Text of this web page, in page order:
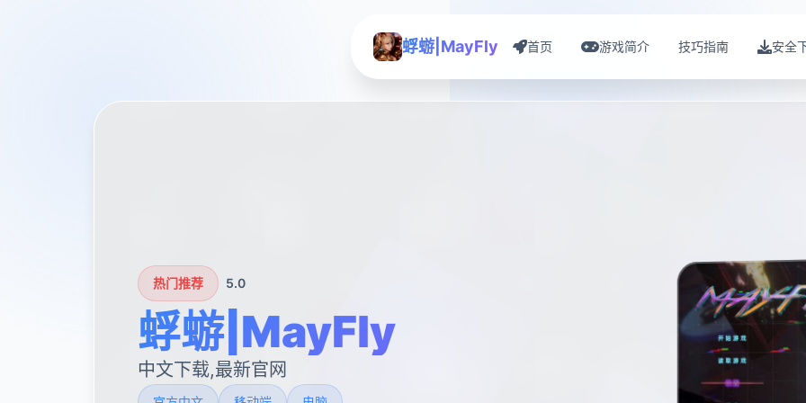
蜉蝣|MayFly 首页 游戏简介 技巧指南 安全
热门推荐 5.0
蜉蝣|MayFly
中文下载,最新官网